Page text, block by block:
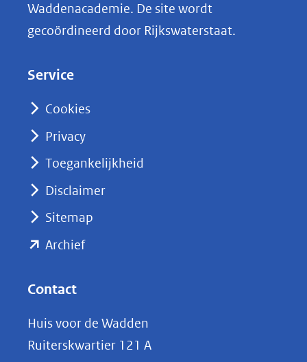
k
e
nieuw
naar
Waddenacademie. De site wordt
gecoördineerd door Rijkswaterstaat.
Service
Cookies
Privacy
Toegankelijkheid
Disclaimer
Sitemap
Archief(opent
(verwijst
naar
Contact
Huis voor de Wadden
Ruiterskwartier 121 A